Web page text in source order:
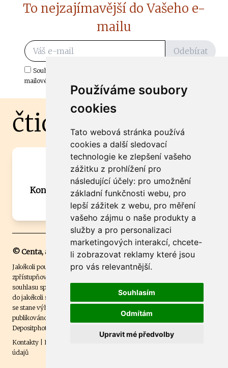
Používáme soubory
cookies
Tato webová stránka používá
cookies a další sledovací
technologie ke zlepšení vašeho
zážitku z prohlížení pro
následující účely: pro umožnění
základní funkčnosti webu, pro
lepší zážitek z webu, pro měření
vašeho zájmu o naše produkty a
služby a pro personalizaci
marketingových interakcí, chcete-
li zobrazovat reklamy které jsou
pro vás relevantnější.
Souhlasím
Odmítám
Upravit mé předvolby
To nejzajímavější do Vašeho e-
mailu
Odebírat
Souhlasím s odběrem důležitých zpráv ze ČtiDoma.cz do mé e-
mailové schránky.
čtidoma.cz
Máte zajímavou informaci? Chcete
spolupracovat?
Kontaktujte šéfredaktora Martina Chalupu:
chalupa@ctidoma.cz
© Centa, a.s.
Jakékoli použití obsahu včetně převzetí, šíření či dalšího užití a
zpřístupňování textových či obrazových materiálů bez písemného
souhlasu společnosti Centa,a.s. je zakázáno. Čtenář svým přihlášením
do jakékoli soutěže na našem webu dává souhlas s tím, že v případě, že
se stane výhercem této soutěže, může být jeho jméno na webu
publikováno. Centa, a.s. využívala licenci ČTK a využívá fotografie z
Depositphotos
Kontakty
Etický kodex
údajů